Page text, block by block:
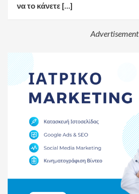
να το κάνετε […]
Advertisement